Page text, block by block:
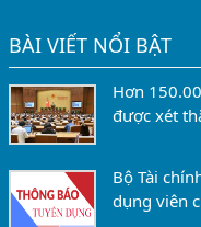
BÀI VIẾT NỔI BẬT
Hơn
được xét
Bộ Tài
dụng viên